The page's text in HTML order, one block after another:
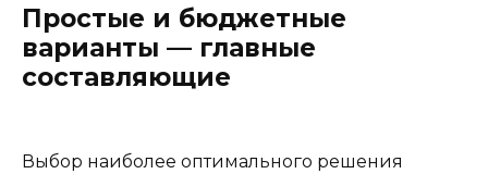
Простые и бюджетные
варианты — главные
составляющие
Выбор наиболее оптимального решения